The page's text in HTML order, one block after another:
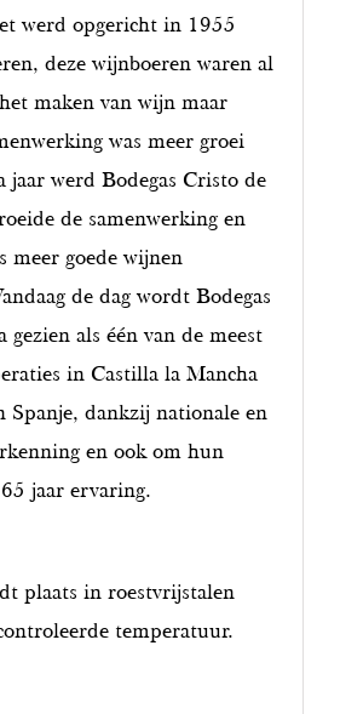
werd opgericht in 1955
deze wijnboeren waren al
maken van wijn maar
was meer groei
jaar werd Bodegas Cristo de
de samenwerking en
meer goede wijnen
de dag wordt Bodegas
gezien als één van de meest
in Castilla la Mancha
Spanje, dankzij nationale en
en ook om hun
jaar ervaring.
plaats in roestvrijstalen
temperatuur.